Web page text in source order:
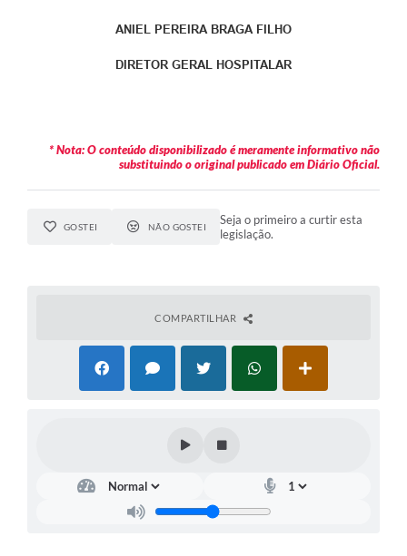
ANIEL PEREIRA BRAGA FILHO
DIRETOR GERAL HOSPITALAR
* Nota: O conteúdo disponibilizado é meramente informativo não
substituindo o original publicado em Diário Oficial.
GOSTEI NÃO GOSTEI
Seja o primeiro a curtir esta
legislação.
COMPARTILHAR